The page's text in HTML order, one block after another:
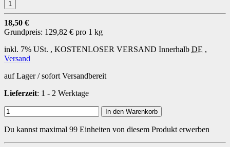
18,50 €
Grundpreis: 129,82 € pro 1 kg
inkl. 7% USt. , KOSTENLOSER VERSAND Innerhalb DE ,
Versand
auf Lager / sofort Versandbereit
Lieferzeit: 1 - 2 Werktage
In den Warenkorb
Du kannst maximal 99 Einheiten von diesem Produkt erwerben